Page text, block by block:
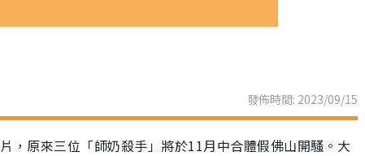
發佈時間: 2023/09/15
，原來三位「師奶殺手」將於11月中合體假佛山開騷。大